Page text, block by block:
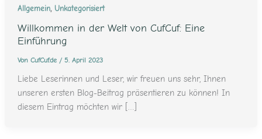
Allgemein, Unkategorisiert
Willkommen in der Welt von CufCuf: Eine
Einführung
Von CufCuf.de / 5. April 2023
Liebe Leserinnen und Leser, wir freuen uns sehr, Ihnen
unseren ersten Blog-Beitrag präsentieren zu können! In
diesem Eintrag möchten wir […]